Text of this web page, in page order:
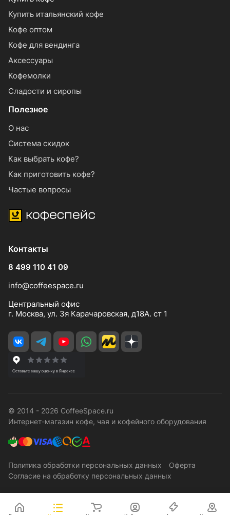
Купить итальянский кофе
Кофе оптом
Кофе для вендинга
Аксессуары
Кофемолки
Сладости и сиропы
Полезное
О нас
Система скидок
Как выбрать кофе?
Как приготовить кофе?
Частые вопросы
Контакты
8 499 110 41 09
info@coffeespace.ru
Центральный офис
г. Москва, ул. 3я Карачаровская, д18А. ст 1
© 2014 - 2026 CoffeeSpace.ru
Интернет-магазин кофе, чая и кофейного оборудования
Политика обработки персональных данных
Оферта
Согласие на обработку персональных данных